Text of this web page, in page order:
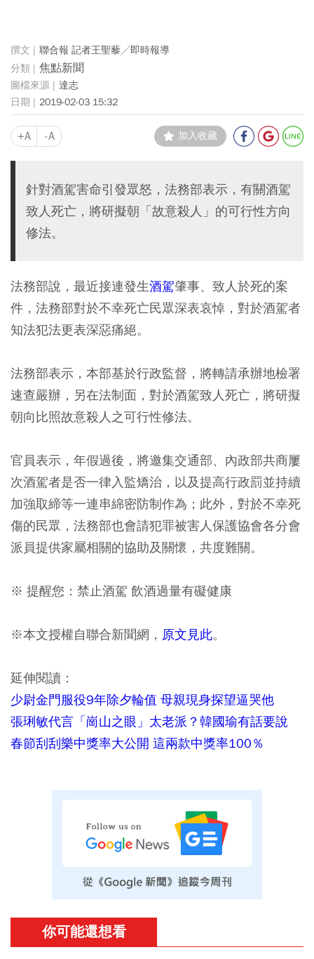
聯合報 記者王聖藜╱即時報導
焦點新聞
達志
2019-02-03 15:32
+A -A 加入收藏
針對酒駕害命引發眾怒，法務部表示，有關酒駕
致人死亡，將研擬朝「故意殺人」的可行性方向
修法。
法務部說，最近接連發生酒駕肇事、致人於死的案
件，法務部對於不幸死亡民眾深表哀悼，對於酒駕者
知法犯法更表深惡痛絕。
法務部表示，本部基於行政監督，將轉請承辦地檢署
速查嚴辦，另在法制面，對於酒駕致人死亡，將研擬
朝向比照故意殺人之可行性修法。
官員表示，年假過後，將邀集交通部、內政部共商屢
次酒駕者是否一律入監矯治，以及提高行政罰並持續
加強取締等一連串綿密防制作為；此外，對於不幸死
傷的民眾，法務部也會請犯罪被害人保護協會各分會
派員提供家屬相關的協助及關懷，共度難關。
※ 提醒您：禁止酒駕 飲酒過量有礙健康
※本文授權自聯合新聞網， 原文見此。
延伸閱讀：
少尉金門服役9年除夕輪值 母親現身探望逼哭他
張琍敏代言「崗山之眼」太老派？韓國瑜有話要說
春節刮刮樂中獎率大公開 這兩款中獎率100％